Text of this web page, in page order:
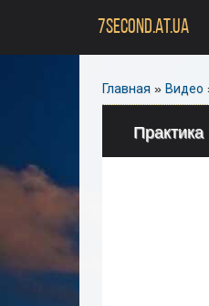
7SECOND.AT.UA
Главная » Видео
Практика